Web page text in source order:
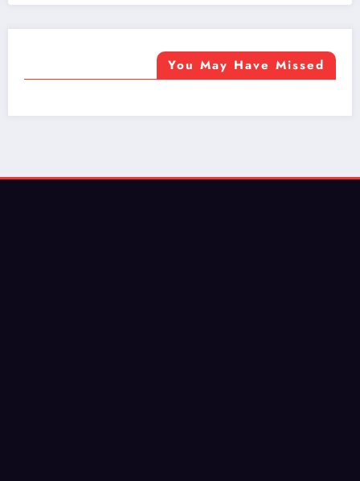
You May Have Missed